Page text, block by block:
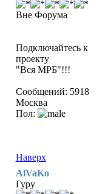
Вне Форума
Подключайтесь к
проекту
"Вся МРБ"!!!
Сообщений: 5918
Москва
Пол:
Наверх
AlVaKo
Гуру